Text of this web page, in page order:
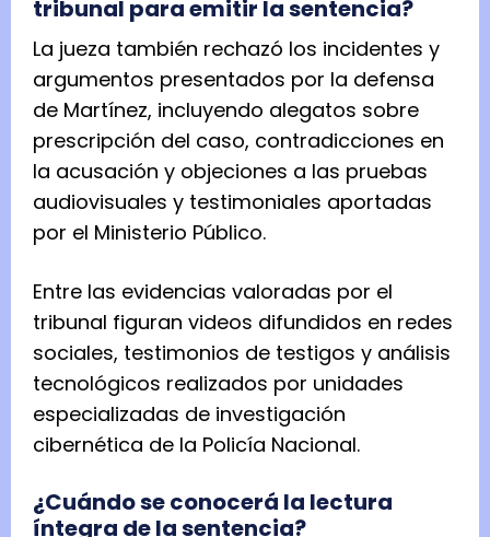
tribunal para emitir la sentencia?
La jueza también rechazó los incidentes y
argumentos presentados por la defensa
de Martínez, incluyendo alegatos sobre
prescripción del caso, contradicciones en
la acusación y objeciones a las pruebas
audiovisuales y testimoniales aportadas
por el Ministerio Público.
Entre las evidencias valoradas por el
tribunal figuran videos difundidos en redes
sociales, testimonios de testigos y análisis
tecnológicos realizados por unidades
especializadas de investigación
cibernética de la Policía Nacional.
¿Cuándo se conocerá la lectura
íntegra de la sentencia?